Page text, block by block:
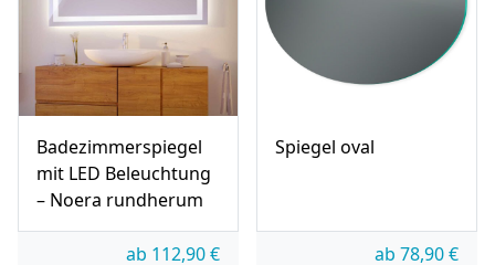
Badezimmerspiegel
mit LED Beleuchtung
– Noera rundherum
ab 112,90€
Spiegel oval
ab 78,90€